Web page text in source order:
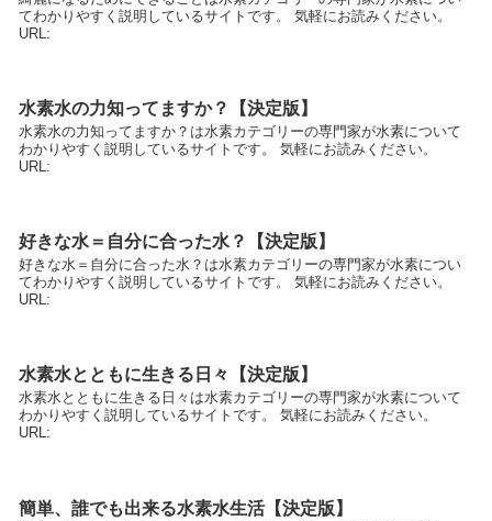
てわかりやすく説明しているサイトです。 気軽にお読みください。
URL:
水素水の力知ってますか？【決定版】
水素水の力知ってますか？は水素カテゴリーの専門家が水素について
わかりやすく説明しているサイトです。 気軽にお読みください。
URL:
好きな水＝自分に合った水？【決定版】
好きな水＝自分に合った水？は水素カテゴリーの専門家が水素につい
てわかりやすく説明しているサイトです。 気軽にお読みください。
URL:
水素水とともに生きる日々【決定版】
水素水とともに生きる日々は水素カテゴリーの専門家が水素について
わかりやすく説明しているサイトです。 気軽にお読みください。
URL:
簡単、誰でも出来る水素水生活【決定版】